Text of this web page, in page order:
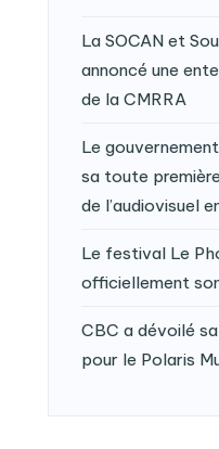
La SOCAN et
annoncé une
de la CMRRA
Le
sa toute
de l’audiovisuel
Le festival Le
officiellement
CBC a dévoilé
pour le Polaris